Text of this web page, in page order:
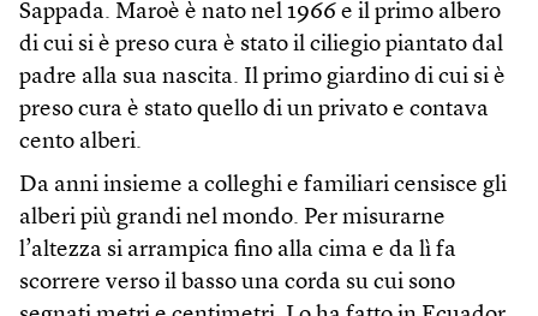
Sappada. Maroè è nato nel 1966 e il primo albero
di cui si è preso cura è stato il ciliegio piantato dal
padre alla sua nascita. Il primo giardino di cui si è
preso cura è stato quello di un privato e contava
cento alberi.
Da anni insieme a colleghi e familiari censisce gli
alberi più grandi nel mondo. Per misurarne
l’altezza si arrampica fino alla cima e da lì fa
scorrere verso il basso una corda su cui sono